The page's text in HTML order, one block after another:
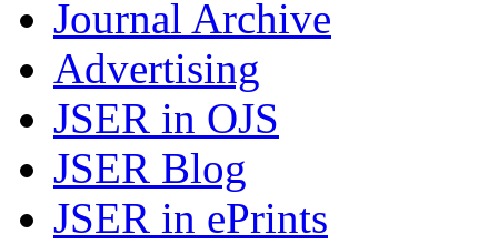
Journal Archive
Advertising
JSER in OJS
JSER Blog
JSER in ePrints